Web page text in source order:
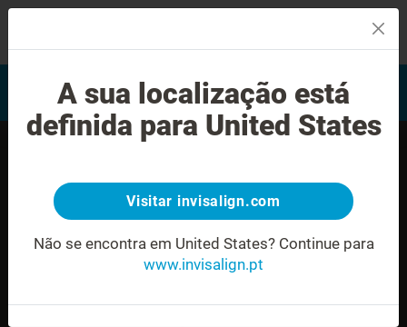
Avaliação do sorriso
Encontrar um Invisalign
provider
A sua localização está
definida para United States
Visitar invisalign.com
Não se encontra em United States? Continue para
www.invisalign.pt